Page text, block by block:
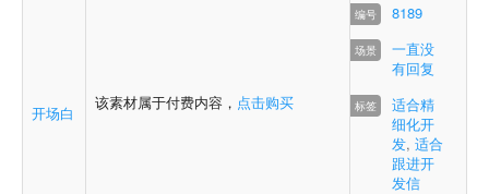
开场白
该素材属于付费内容， 点击购买
8189
一直没
有回复
适合精
细化开
发, 适合
跟进开
发信